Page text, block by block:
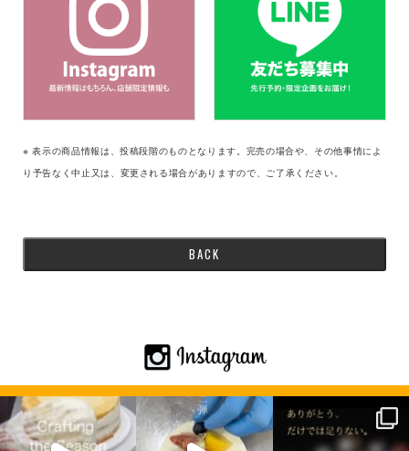
※ 表示の商品情報は、投稿段階のものとなります。完売の場合や、その他事情によ
り予告なく中止又は、変更される場合がありますので、ご了承ください。
BACK